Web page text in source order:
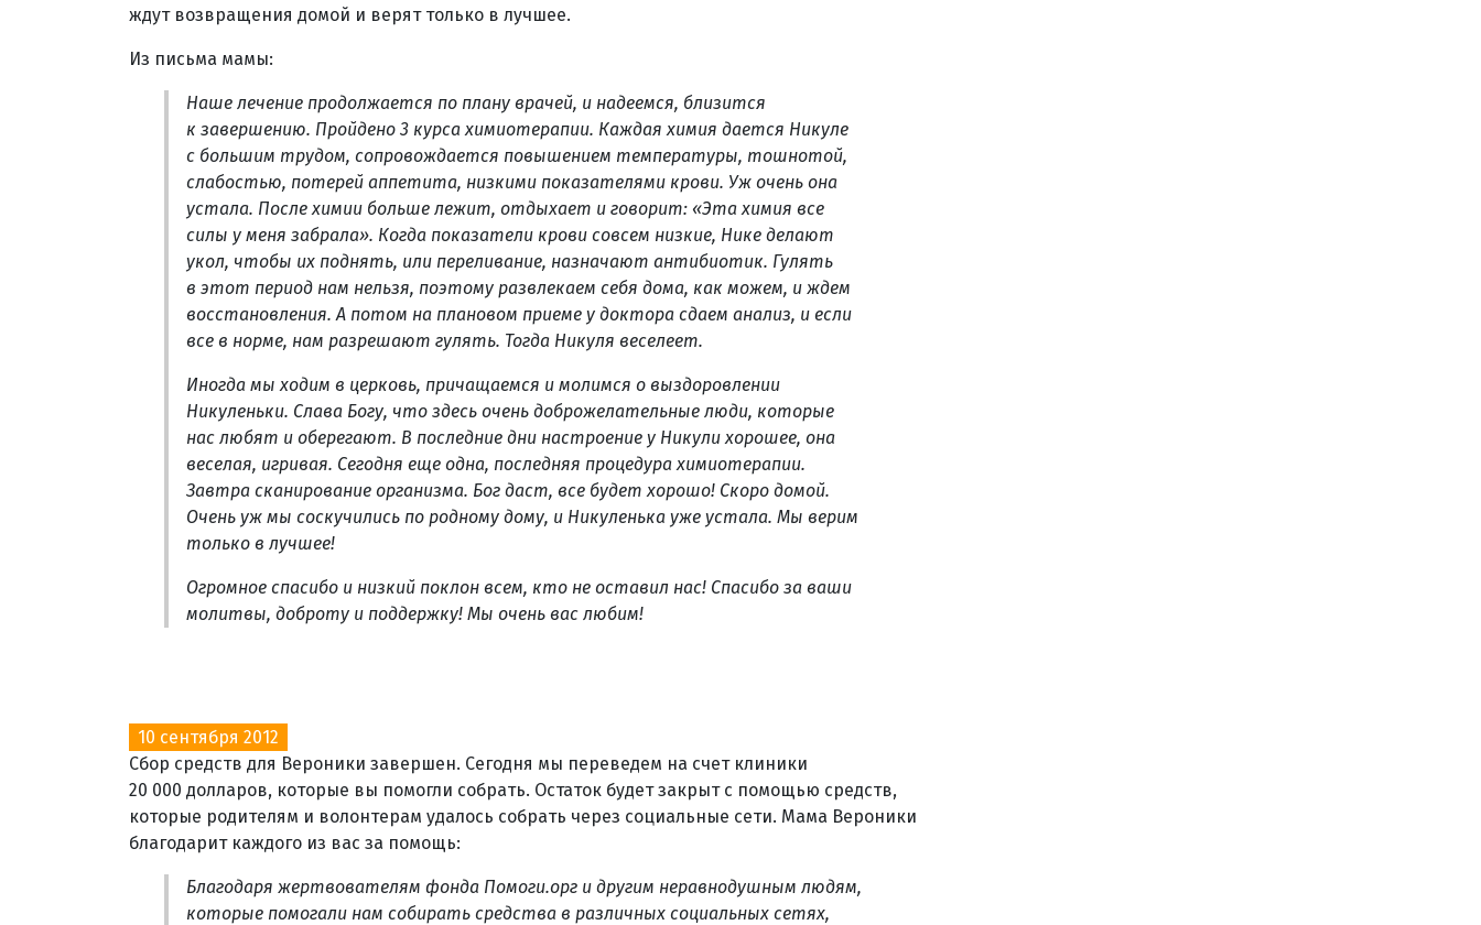
ждут возвращения домой и верят только в лучшее.
Из письма мамы:
Наше лечение продолжается по плану врачей, и надеемся, близится
к завершению. Пройдено 3 курса химиотерапии. Каждая химия дается Никуле
с большим трудом, сопровождается повышением температуры, тошнотой,
слабостью, потерей аппетита, низкими показателями крови. Уж очень она
устала. После химии больше лежит, отдыхает и говорит: «Эта химия все
силы у меня забрала». Когда показатели крови совсем низкие, Нике делают
укол, чтобы их поднять, или переливание, назначают антибиотик. Гулять
в этот период нам нельзя, поэтому развлекаем себя дома, как можем, и ждем
восстановления. А потом на плановом приеме у доктора сдаем анализ, и если
все в норме, нам разрешают гулять. Тогда Никуля веселеет.
Иногда мы ходим в церковь, причащаемся и молимся о выздоровлении
Никуленьки. Слава Богу, что здесь очень доброжелательные люди, которые
нас любят и оберегают. В последние дни настроение у Никули хорошее, она
веселая, игривая. Сегодня еще одна, последняя процедура химиотерапии.
Завтра сканирование организма. Бог даст, все будет хорошо! Скоро домой.
Очень уж мы соскучились по родному дому, и Никуленька уже устала. Мы верим
только в лучшее!
Огромное спасибо и низкий поклон всем, кто не оставил нас! Спасибо за ваши
молитвы, доброту и поддержку! Мы очень вас любим!
10 сентября 2012
Сбор средств для Вероники завершен. Сегодня мы переведем на счет клиники
20 000 долларов, которые вы помогли собрать. Остаток будет закрыт с помощью средств,
которые родителям и волонтерам удалось собрать через социальные сети. Мама Вероники
благодарит каждого из вас за помощь:
Благодаря жертвователям фонда Помоги.орг и другим неравнодушным людям,
которые помогали нам собирать средства в различных социальных сетях,